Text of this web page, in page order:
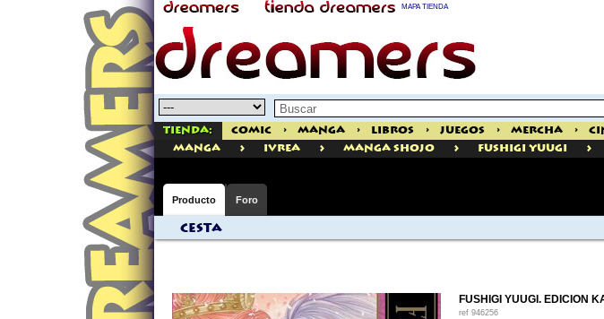
MAPA TIENDA
Tienda: Comic > Manga > Libros > Juegos > Mercha >
manga
> Ivrea > Manga Shojo > Fushigi Yuugi >
Producto Foro
Cesta
FUSHIGI YUUGI. EDICION
ref 946256